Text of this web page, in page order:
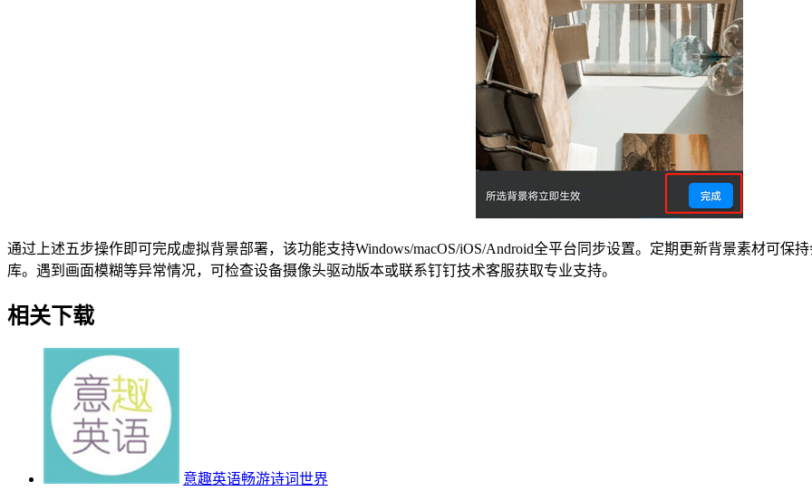
通过上述五步操作即可完成虚拟背景部署，该功能支持Windows/macOS/iOS/Android全平台同步设置。定期更新背景素材可保
库。遇到画面模糊等异常情况，可检查设备摄像头驱动版本或联系钉钉技术客服获取专业支持。
相关下载
意趣英语畅游诗词世界